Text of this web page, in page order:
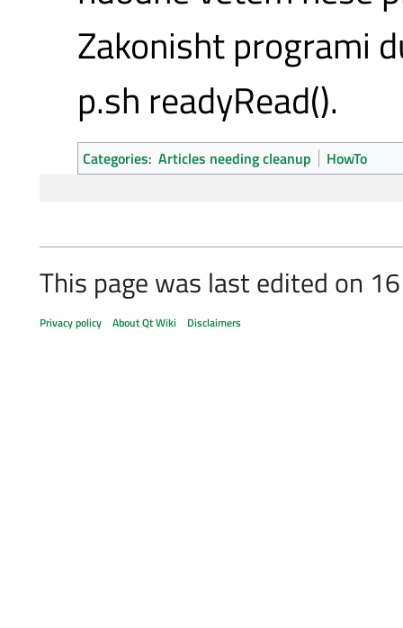
Zakonisht programi
p.sh readyRead().
Categories: Articles needing cleanup HowTo
This page was last edited on
Privacy policy About Qt Wiki Disclaimers